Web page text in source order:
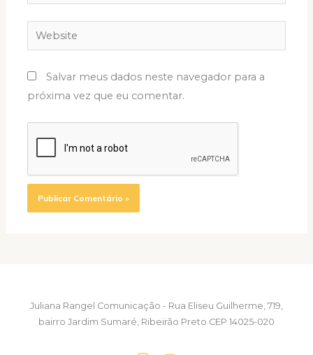
Website
Salvar meus dados neste navegador para a
próxima vez que eu comentar.
Juliana Rangel Comunicação - Rua Eliseu Guilherme, 719,
bairro Jardim Sumaré, Ribeirão Preto CEP 14025-020